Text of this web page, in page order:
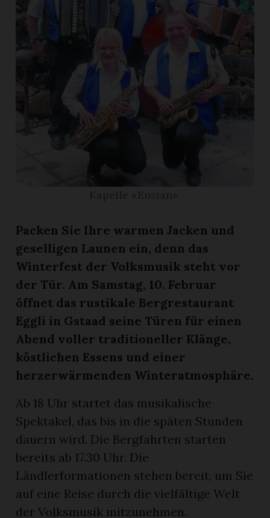
Packen Sie Ihre warmen Jacken und
geselligen Launen ein, denn das
Winterfest der Volksmusik steht vor
der Tür. Am Samstag, 10. Februar
öffnet das rustikale Bergrestaurant
Eggli in Gstaad seine Türen für einen
Abend voller traditioneller Klänge,
köstlichen Essens und einer
herzerwärmenden Winteratmosphäre.
Ab 18 Uhr startet das musikalische
Spektakel, das bis in die späten Stunden
dauern wird. Die Bergfahrten starten
bereits ab 17.30 Uhr. Die
Ländlerformationen stehen bereit, um Sie
auf eine Reise durch die vielfältige Welt
der Volksmusik mitzunehmen.